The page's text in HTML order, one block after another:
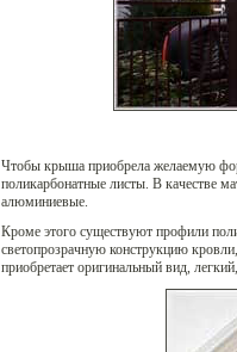
Чтобы крыша приобрела желаемую
поликарбонатные листы. В качестве
алюминиевые.
Кроме этого существуют профили
светопрозрачную конструкцию
приобретает оригинальный вид,